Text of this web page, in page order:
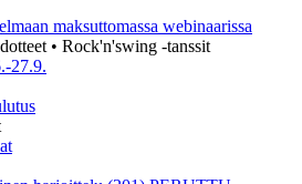
maksuttomassa webinaarissa
• Rock'n'swing -tanssit
27.9.